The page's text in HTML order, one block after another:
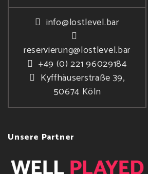
info@lostlevel.bar
reservierung@lostlevel.bar
+49 (0) 221 96029184
Kyffhäuserstraße 39,
50674 Köln
Unsere Partner